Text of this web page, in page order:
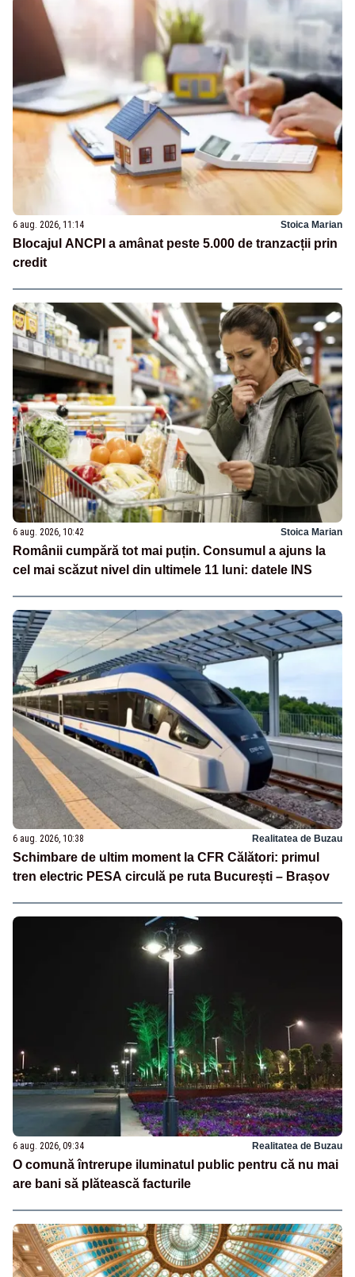
6 aug. 2026, 11:14 Stoica Marian
Blocajul ANCPI a amânat peste 5.000 de tranzacții prin
credit
6 aug. 2026, 10:42 Stoica Marian
Românii cumpără tot mai puțin. Consumul a ajuns la
cel mai scăzut nivel din ultimele 11 luni: datele INS
6 aug. 2026, 10:38 Realitatea de Buzau
Schimbare de ultim moment la CFR Călători: primul
tren electric PESA circulă pe ruta București – Brașov
6 aug. 2026, 09:34 Realitatea de Buzau
O comună întrerupe iluminatul public pentru că nu mai
are bani să plătească facturile